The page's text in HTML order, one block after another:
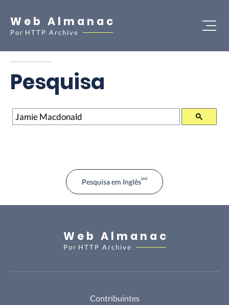
Web Almanac
Por HTTP Archive
Pesquisa
Pesquisa
Pesquisa em Inglês
Web Almanac
Por HTTP Archive
Contribuintes